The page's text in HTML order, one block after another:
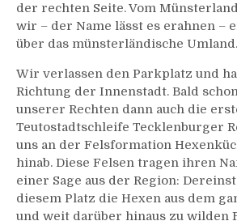
der rechten Seite. Vom
wir – der Name lässt es erahnen –
über das münsterländische Umland.
Wir verlassen den Parkplatz und
Richtung der Innenstadt. Bald
unserer Rechten dann auch die
Teutostadtschleife Tecklenburger
uns an der Felsformation
hinab. Diese Felsen tragen ihren
einer Sage aus der Region:
diesem Platz die Hexen aus dem
und weit darüber hinaus zu wilden